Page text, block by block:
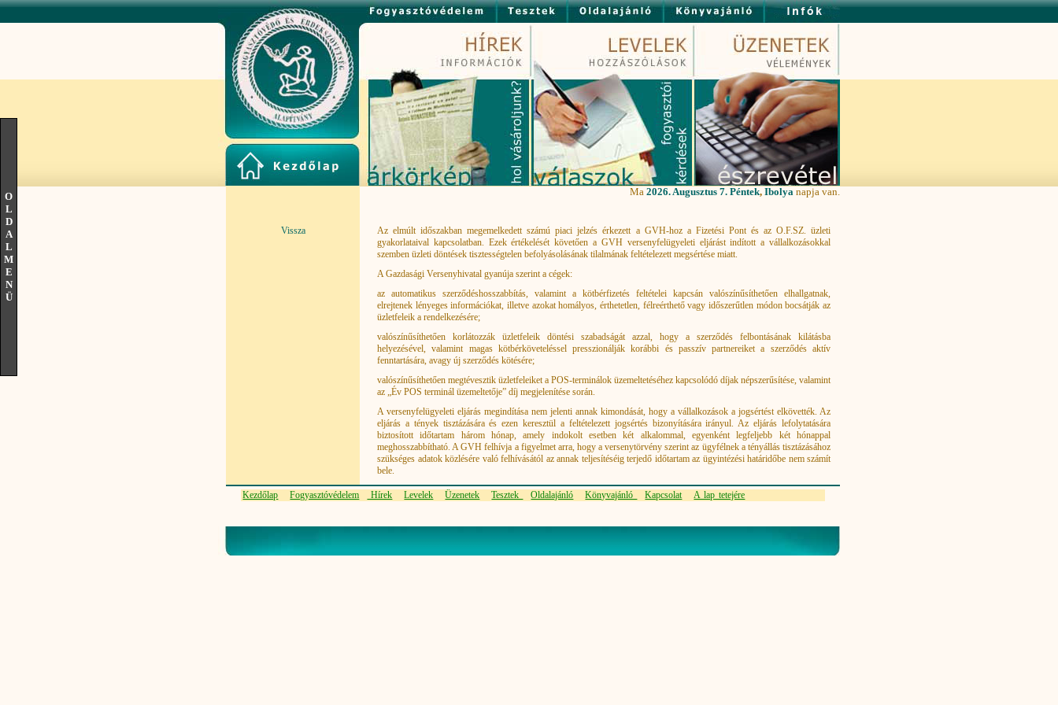
O
L
D
A
L
M
E
N
Ü
Ma 2026. Augusztus 7. Péntek, Ibolya napja van.
Vissza
Az elmúlt időszakban megemelkedett számú piaci jelzés érkezett a GVH-hoz a Fizetési Pont és az O.F.SZ. üzleti
gyakorlataival kapcsolatban. Ezek értékelését követően a GVH versenyfelügyeleti eljárást indított a vállalkozásokkal
szemben üzleti döntések tisztességtelen befolyásolásának tilalmának feltételezett megsértése miatt.
A Gazdasági Versenyhivatal gyanúja szerint a cégek:
az automatikus szerződéshosszabbítás, valamint a kötbérfizetés feltételei kapcsán valószínűsíthetően elhallgatnak,
elrejtenek lényeges információkat, illetve azokat homályos, érthetetlen, félreérthető vagy időszerűtlen módon bocsátják az
üzletfeleik a rendelkezésére;
valószínűsíthetően korlátozzák üzletfeleik döntési szabadságát azzal, hogy a szerződés felbontásának kilátásba
helyezésével, valamint magas kötbérköveteléssel presszionálják korábbi és passzív partnereiket a szerződés aktív
fenntartására, avagy új szerződés kötésére;
valószínűsíthetően megtévesztik üzletfeleiket a POS-terminálok üzemeltetéséhez kapcsolódó díjak népszerűsítése, valamint
az „Év POS terminál üzemeltetője” díj megjelenítése során.
A versenyfelügyeleti eljárás megindítása nem jelenti annak kimondását, hogy a vállalkozások a jogsértést elkövették. Az
eljárás a tények tisztázására és ezen keresztül a feltételezett jogsértés bizonyítására irányul. Az eljárás lefolytatására
biztosított időtartam három hónap, amely indokolt esetben két alkalommal, egyenként legfeljebb két hónappal
meghosszabbítható. A GVH felhívja a figyelmet arra, hogy a versenytörvény szerint az ügyfélnek a tényállás tisztázásához
szükséges adatok közlésére való felhívásától az annak teljesítéséig terjedő időtartam az ügyintézési határidőbe nem számít
bele.
Kezdőlap Fogyasztóvédelem Hírek Levelek Üzenetek Tesztek Oldalajánló Könyvajánló Kapcsolat A lap tetejére